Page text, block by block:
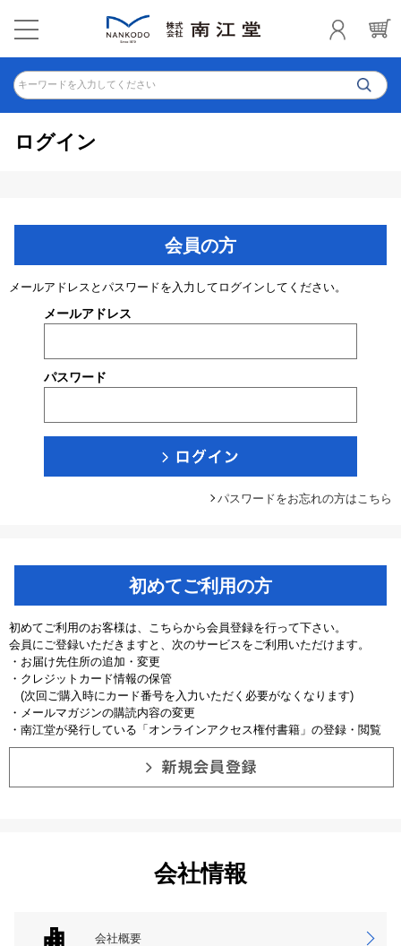
キーワードを入力してください
ログイン
会員の方
メールアドレスとパスワードを入力してログインしてください。
メールアドレス
パスワード
パスワードをお忘れの方はこちら
初めてご利用の方
初めてご利用のお客様は、こちらから会員登録を行って下さい。
会員にご登録いただきますと、次のサービスをご利用いただけます。
・お届け先住所の追加・変更
・クレジットカード情報の保管
(次回ご購入時にカード番号を入力いただく必要がなくなります)
・メールマガジンの購読内容の変更
・南江堂が発行している「オンラインアクセス権付書籍」の登録・閲覧
会社情報
会社概要